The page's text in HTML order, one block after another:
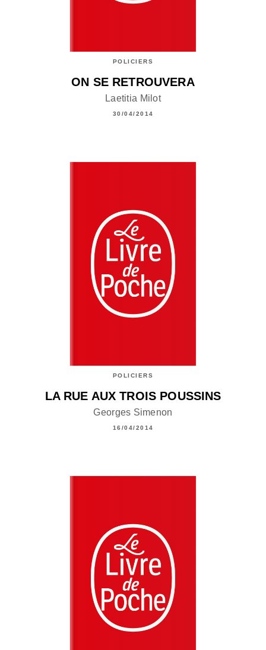
POLICIERS
ON SE RETROUVERA
Laetitia Milot
30/04/2014
POLICIERS
LA RUE AUX TROIS POUSSINS
Georges Simenon
16/04/2014